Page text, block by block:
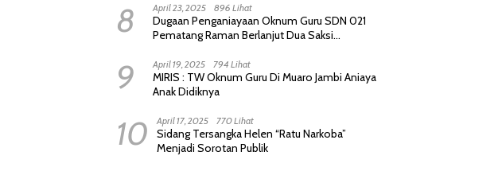
8 April 23, 2025 896 Lihat
Dugaan Penganiayaan Oknum Guru SDN 021
Pematang Raman Berlanjut Dua Saksi
9 April 19, 2025 794 Lihat
MIRIS : TW Oknum Guru Di Muaro Jambi Aniaya
Anak Didiknya
10 April 17, 2025 770 Lihat
Sidang Tersangka Helen “Ratu Narkoba”
Menjadi Sorotan Publik